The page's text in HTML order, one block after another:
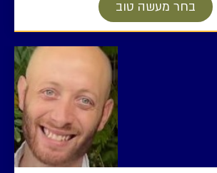
בחר מעשה טוב